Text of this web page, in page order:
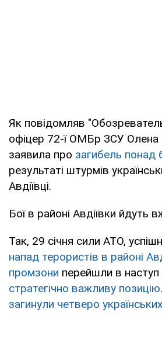
Як повідомляв
офіцер 72-ї ОМБр ЗСУ
заявила про загибель понад
результаті штурмів
Авдіївці.
Бої в районі Авдіївки йдуть
Так, 29 січня сили АТО,
напад терористів в районі
промзони перейшли в наступ
стратегічно важливу позицію
загинули четверо українських